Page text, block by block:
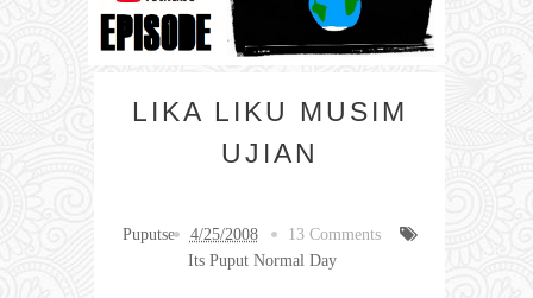
LIKA LIKU MUSIM
UJIAN
Puputse 4/25/2008
13 Comments
Its Puput Normal Day